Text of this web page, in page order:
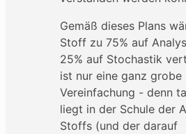
Gemäß dieses Plans
Stoff zu 75% auf
25% auf Stochastik
ist nur eine ganz grobe
Vereinfachung - denn
liegt in der Schule der
Stoffs (und der darauf